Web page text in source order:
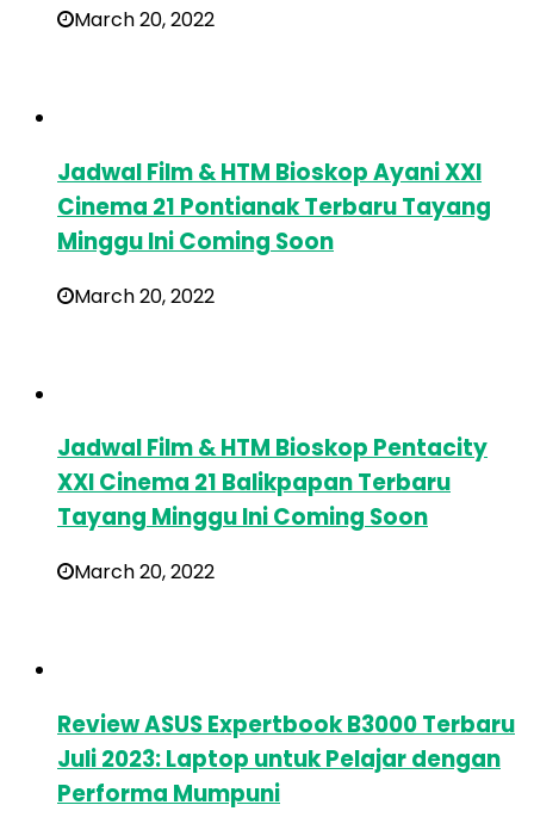
March 20, 2022
Jadwal Film & HTM Bioskop Ayani XXI
Cinema 21 Pontianak Terbaru Tayang
Minggu Ini Coming Soon
March 20, 2022
Jadwal Film & HTM Bioskop Pentacity
XXI Cinema 21 Balikpapan Terbaru
Tayang Minggu Ini Coming Soon
March 20, 2022
Review ASUS Expertbook B3000 Terbaru
Juli 2023: Laptop untuk Pelajar dengan
Performa Mumpuni